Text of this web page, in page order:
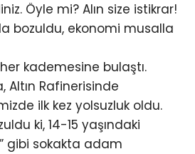
Öyle mi? Alın size istikrar!
bozuldu, ekonomi musalla
kademesine bulaştı.
Altın Rafinerisinde
ilk kez yolsuzluk oldu.
ki, 14-15 yaşındaki
gibi sokakta adam